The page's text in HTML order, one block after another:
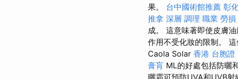
果。 台中國術館推薦 彰
推拿 深層 調理 職業 勞
成。 這意味著即使皮膚
作用不受化妝的限制。
Caola Solar 香港 台胞證
膏肓 ML的好處包括防曬
曬霜可預防UVA和UVB射